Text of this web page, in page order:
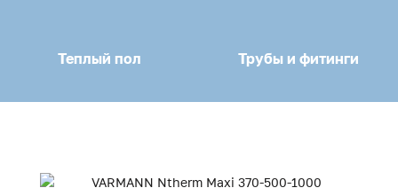
Теплый пол Трубы и фитинги